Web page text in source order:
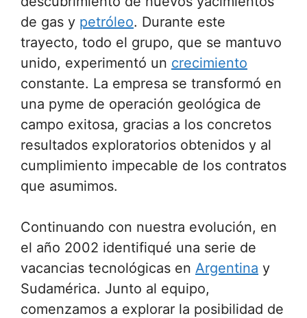
de gas y petróleo. Durante este
trayecto, todo el grupo, que se mantuvo
unido, experimentó un crecimiento
constante. La empresa se transformó en
una pyme de operación geológica de
campo exitosa, gracias a los concretos
resultados exploratorios obtenidos y al
cumplimiento impecable de los contratos
que asumimos.
Continuando con nuestra evolución, en
el año 2002 identifiqué una serie de
vacancias tecnológicas en Argentina y
Sudamérica. Junto al equipo,
comenzamos a explorar la posibilidad de